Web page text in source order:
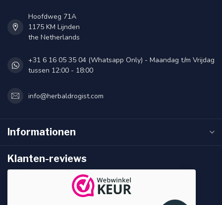
Hoofdweg 71A
1175 KM Lijnden
the Netherlands
+31 6 16 05 35 04 (Whatsapp Only) - Maandag t/m Vrijdag
tussen 12:00 - 18:00
info@herbaldrogist.com
Informationen
Klanten-reviews